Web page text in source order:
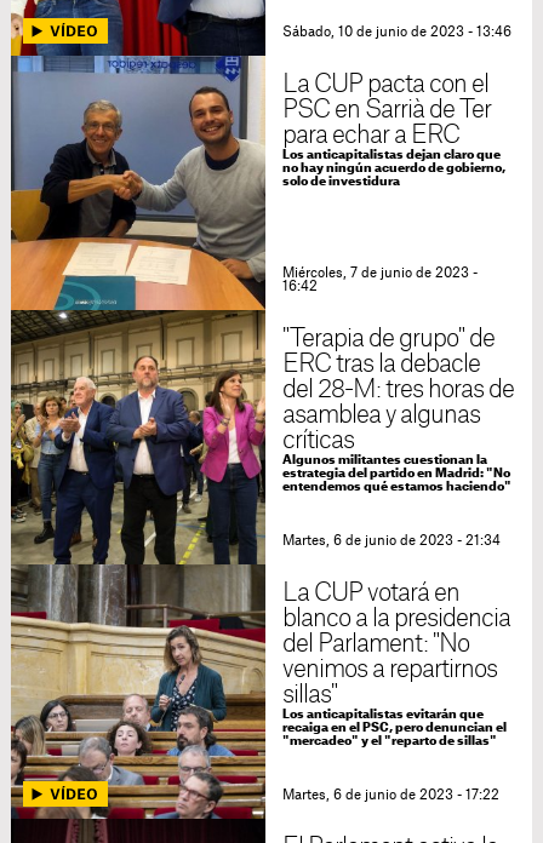
Sábado, 10 de junio de 2023 - 13:46
La CUP pacta con el
PSC en Sarrià de Ter
para echar a ERC
Los anticapitalistas dejan claro que
no hay ningún acuerdo de gobierno,
solo de investidura
Miércoles, 7 de junio de 2023 -
16:42
"Terapia de grupo" de
ERC tras la debacle
del 28-M: tres horas de
asamblea y algunas
críticas
Algunos militantes cuestionan la
estrategia del partido en Madrid: "No
entendemos qué estamos haciendo"
Martes, 6 de junio de 2023 - 21:34
La CUP votará en
blanco a la presidencia
del Parlament: "No
venimos a repartirnos
sillas"
Los anticapitalistas evitarán que
recaiga en el PSC, pero denuncian el
"mercadeo" y el "reparto de sillas"
Martes, 6 de junio de 2023 - 17:22